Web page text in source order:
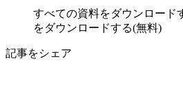
すべての資料をダウンロード
をダウンロードする(無料)
記事をシェア